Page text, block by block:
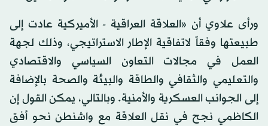
ورأى علاوي أن «العلاقة العراقية - الأميركية عادت إلى
طبيعتها وفقاً لاتفاقية الإطار الاستراتيجي، وذلك لجهة
العمل في مجالات التعاون السياسي والاقتصادي
والتعليمي والثقافي والطاقة والبيئة والصحة بالإضافة
إلى الجوانب العسكرية والأمنية. وبالتالي، يمكن القول إن
الكاظمي نجح في نقل العلاقة مع واشنطن نحو أفق